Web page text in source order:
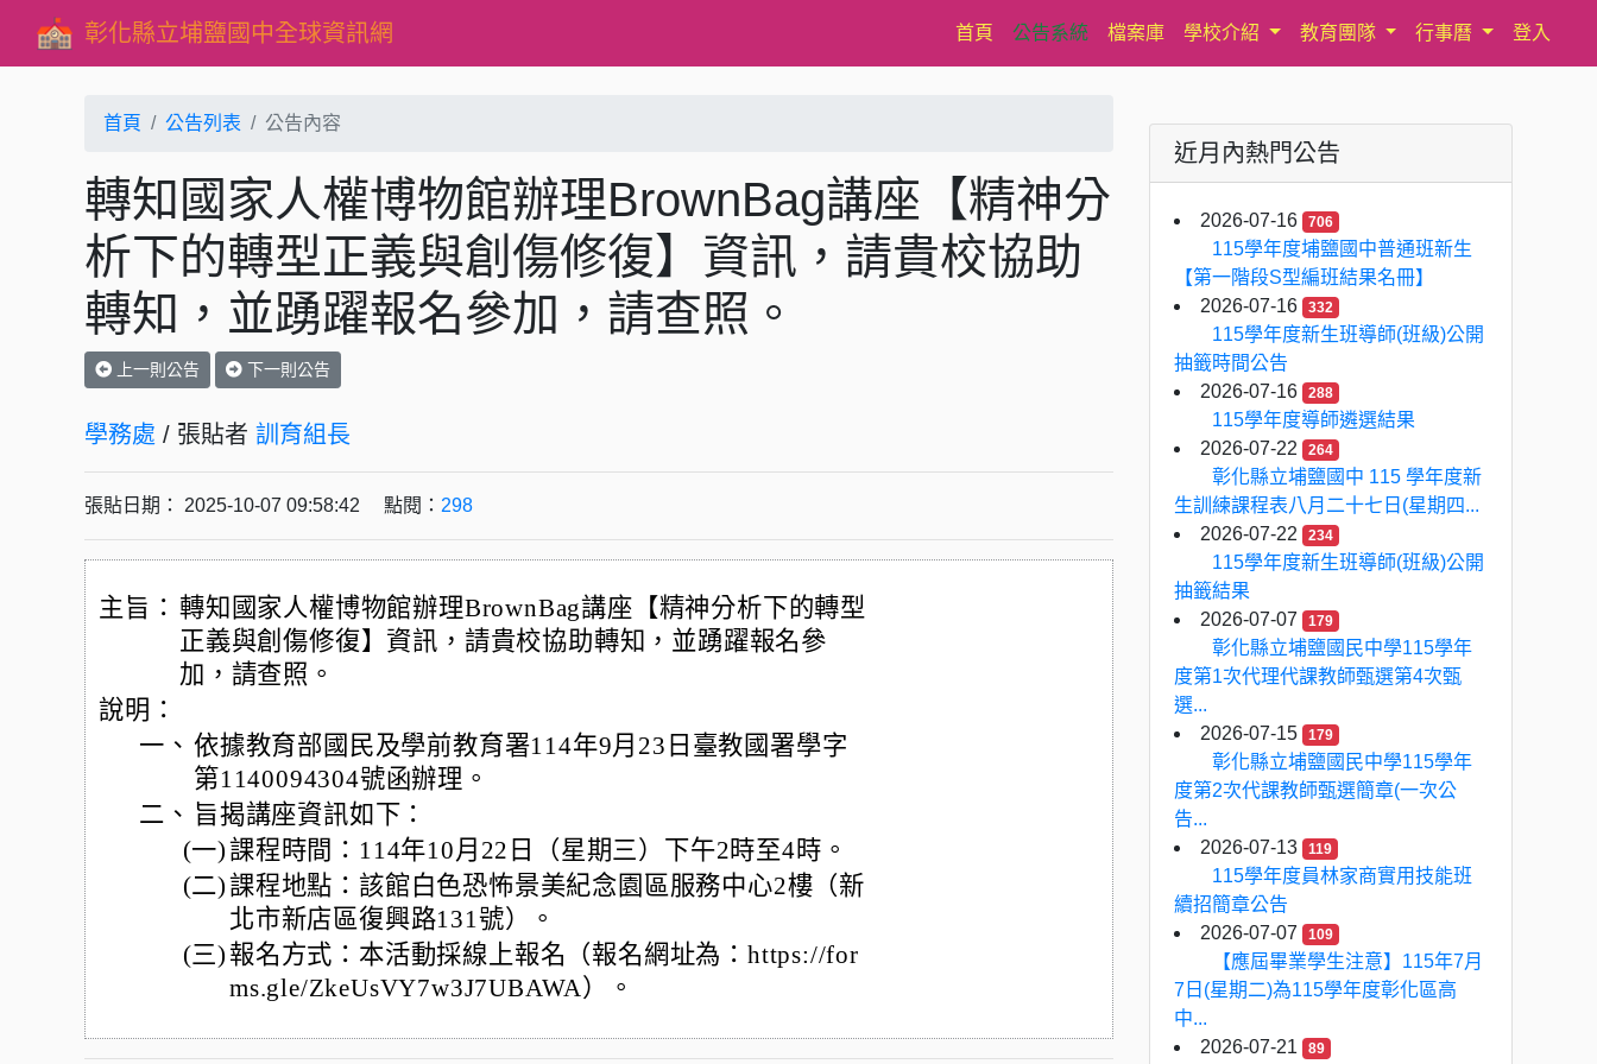
彰化縣立埔鹽國中全球資訊網 首頁(current)
公告系統 檔案庫 學校介紹 教育團隊 行事曆 登入
首頁 公告列表 公告內容
轉知國家人權博物館辦理BrownBag講座【精神分
析下的轉型正義與創傷修復】資訊，請貴校協助
轉知，並踴躍報名參加，請查照。
上一則公告 下一則公告
學務處 / 張貼者 訓育組長
張貼日期： 2025-10-07 09:58:42 點閱： 298
主旨： 轉知國家人權博物館辦理BrownBag講座【精神分析下的轉型
正義與創傷修復】資訊，請貴校協助轉知，並踴躍報名參
加，請查照。
說明：
一、 依據教育部國民及學前教育署114年9月23日臺教國署學字
第1140094304號函辦理。
二、 旨揭講座資訊如下：
(一)課程時間：114年10月22日（星期三）下午2時至4時。
(二)課程地點：該館白色恐怖景美紀念園區服務中心2樓（新
北市新店區復興路131號）。
(三) 報名方式：本活動採線上報名（報名網址為：https://for
ms.gle/ZkeUsVY7w3J7UBAWA）。
近月內熱門公告
2026-07-16 706
115學年度埔鹽國中普通班新生
【第一階段S型編班結果名冊】
2026-07-16
332
115學年度新生班導師(班級)公開
抽籤時間公告
2026-07-16
288
115學年度導師遴選結果
2026-07-22
264
彰化縣立埔鹽國中 115 學年度新
生訓練課程表八月二十七日(星期四...
2026-07-22
234
115學年度新生班導師(班級)公開
抽籤結果
2026-07-07
179
彰化縣立埔鹽國民中學115學年
度第1次代理代課教師甄選第4次甄
選...
2026-07-15
179
彰化縣立埔鹽國民中學115學年
度第2次代課教師甄選簡章(一次公
告...
2026-07-13
119
115學年度員林家商實用技能班
續招簡章公告
2026-07-07
109
【應屆畢業學生注意】115年7月
7日(星期二)為115學年度彰化區高
中...
2026-07-21
89